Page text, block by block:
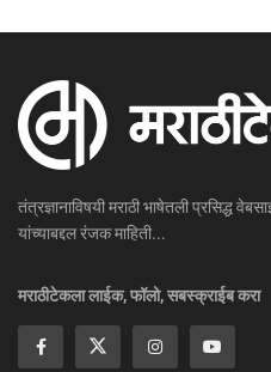
तंत्रज्ञानाविषयी मराठी भाषेतली प्रसिद्ध
यांच्याबद्दल रंजक माहिती...
मराठीटेकला लाईक, फॉलो, सबस्क्राईब करा